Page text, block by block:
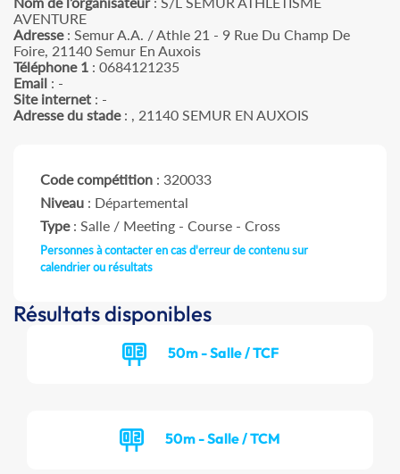
AVENTURE
Adresse: Semur A.A. / Athle 21 - 9 Rue Du Champ De
Foire, 21140 Semur En Auxois
Téléphone 1 : 0684121235
Email : -
Site internet : -
Adresse du stade: , 21140 SEMUR EN AUXOIS
Code compétition : 320033
Niveau : Départemental
Type: Salle / Meeting - Course - Cross
Personnes à contacter en cas d'erreur de contenu sur
calendrier ou résultats
Résultats disponibles
50m - Salle / TCF
50m - Salle / TCM